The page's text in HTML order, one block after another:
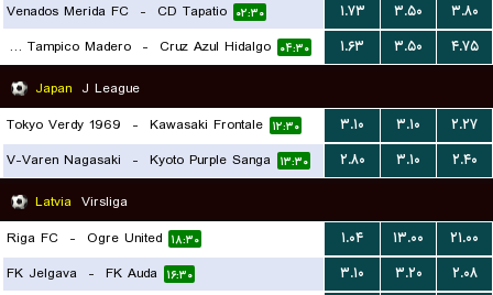
Venados Merida FC - CD Tapatio ۰۲:۳۰ ۱.۷۳ ۳.۵۰
۳.۸۰
Jaibos Tampico Madero
- Cruz Azul Hidalgo ۰۴:۳۰ ۱.۶۳ ۳.۵۰
۴.۷۵
Japan J League
Tokyo Verdy 1969 - Kawasaki Frontale ۱۲:۳۰ ۳.۱۰ ۳.۱۰
۲.۲۷
V-Varen Nagasaki - Kyoto Purple Sanga ۱۳:۳۰ ۲.۸۰ ۳.۱۰
۲.۴۰
Latvia Virsliga
Riga FC - Ogre United ۱۸:۳۰ ۱.۰۴ ۱۳.۰۰
۲۱.۰۰
FK Jelgava - FK Auda ۱۶:۳۰ ۳.۱۰ ۳.۲۰
۲.۰۸